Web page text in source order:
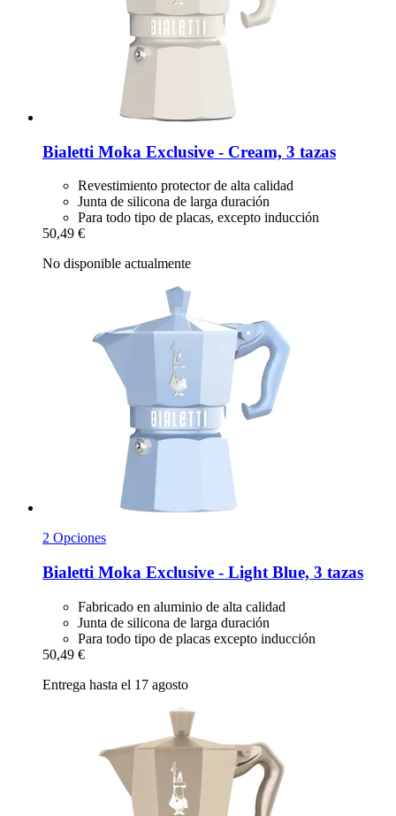
Bialetti Moka Exclusive -​ Cream, 3 tazas
Revestimiento protector de alta calidad
Junta de silicona de larga duración
Para todo tipo de placas, excepto inducción
50,49 €
No disponible actualmente
2 Opciones
Bialetti Moka Exclusive -​ Light Blue, 3 tazas
Fabricado en aluminio de alta calidad
Junta de silicona de larga duración
Para todo tipo de placas excepto inducción
50,49 €
Entrega hasta el 17 agosto